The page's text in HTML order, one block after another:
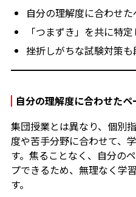
自分の理解度に合わせ
「つまずき」を共に特
挫折しがちな試験対策
自分の理解度に合わせたペ
集団授業とは異なり、個別
度や苦手分野に合わせて、
す。焦ることなく、自分の
プできるため、無理なく学
す。